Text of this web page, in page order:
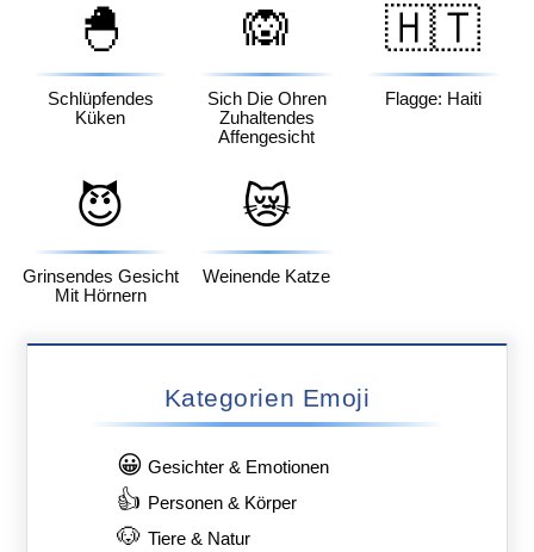
🐣
Schlüpfendes
Küken
🙉
Sich Die Ohren
Zuhaltendes
Affengesicht
🇭🇹
Flagge: Haiti
😈
Grinsendes Gesicht
Mit Hörnern
😿
Weinende Katze
Kategorien Emoji
😀 Gesichter & Emotionen
👍 Personen & Körper
🐶 Tiere & Natur